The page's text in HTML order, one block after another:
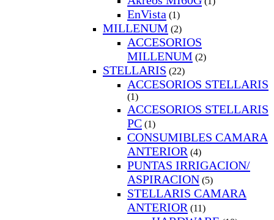
EnVista (1)
MILLENUM (2)
ACCESORIOS
MILLENUM (2)
STELLARIS (22)
ACCESORIOS STELLARIS
(1)
ACCESORIOS STELLARIS
PC (1)
CONSUMIBLES CAMARA
ANTERIOR (4)
PUNTAS IRRIGACION/
ASPIRACION (5)
STELLARIS CAMARA
ANTERIOR (11)